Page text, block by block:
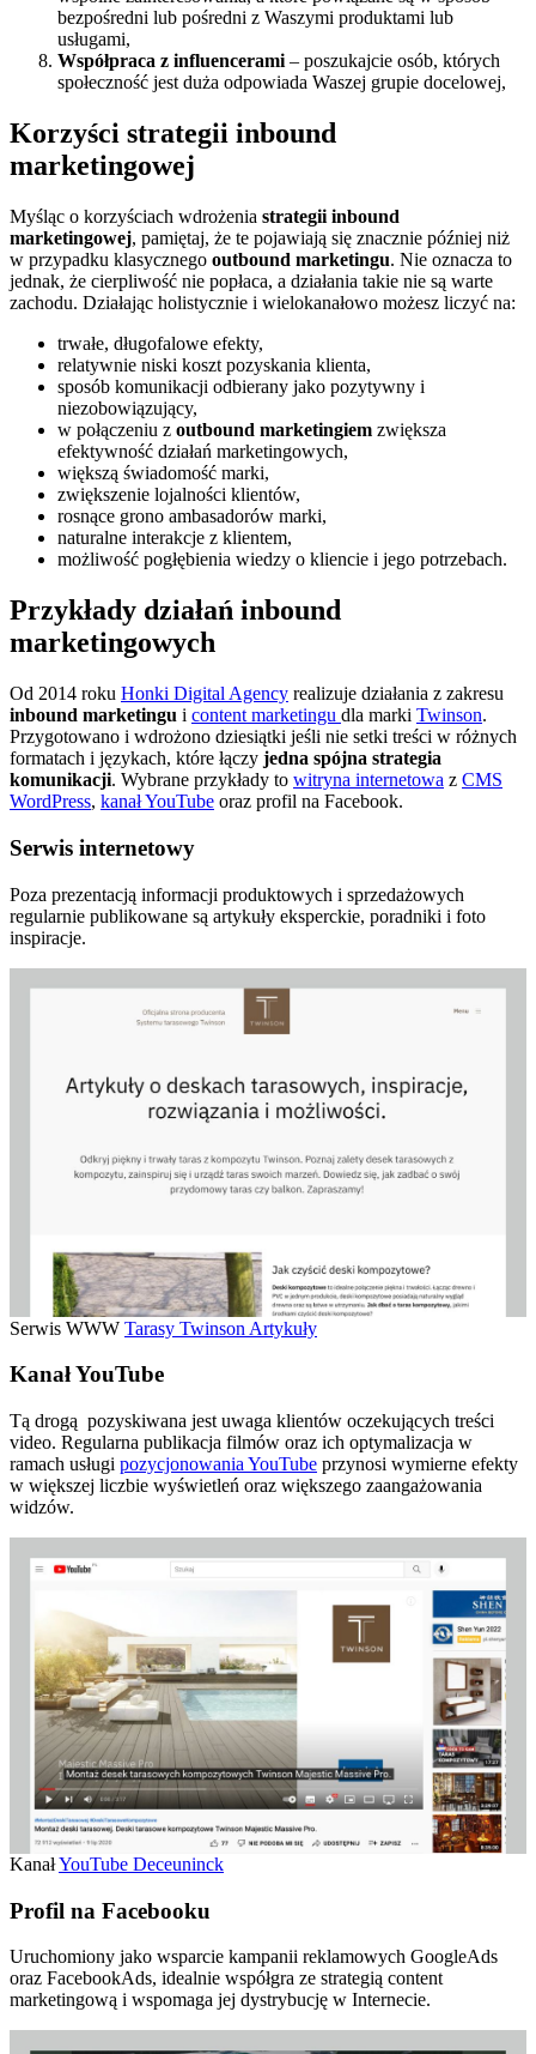
bezpośredni lub pośredni z Waszymi produktami lub
usługami,
Współpraca z influencerami– poszukajcie osób, których
społeczność jest duża odpowiada Waszej grupie docelowej,
Korzyści strategii inbound
marketingowej
Myśląc o korzyściach wdrożenia strategii inbound
marketingowej, pamiętaj, że te pojawiają się znacznie później niż
w przypadku klasycznego outbound marketingu. Nie oznacza to
jednak, że cierpliwość nie popłaca, a działania takie nie są warte
zachodu. Działając holistycznie i wielokanałowo możesz liczyć na:
trwałe, długofalowe efekty,
relatywnie niski koszt pozyskania klienta,
sposób komunikacji odbierany jako pozytywny i
niezobowiązujący,
w połączeniu z outbound marketingiem zwiększa
efektywność działań marketingowych,
większą świadomość marki,
zwiększenie lojalności klientów,
rosnące grono ambasadorów marki,
naturalne interakcje z klientem,
możliwość pogłębienia wiedzy o kliencie i jego potrzebach.
Przykłady działań inbound
marketingowych
Od 2014 roku Honki Digital Agency realizuje działania z zakresu
inbound marketingu i content marketingu dla marki Twinson.
Przygotowano i wdrożono dziesiątki jeśli nie setki treści w różnych
formatach i językach, które łączy jedna spójna strategia
komunikacji. Wybrane przykłady to witryna internetowa z CMS
WordPress, kanał YouTube oraz profil na Facebook.
Serwis internetowy
Poza prezentacją informacji produktowych i sprzedażowych
regularnie publikowane są artykuły eksperckie, poradniki i foto
inspiracje.
Serwis WWW Tarasy Twinson Artykuły
Kanał YouTube
Tą drogą pozyskiwana jest uwaga klientów oczekujących treści
video. Regularna publikacja filmów oraz ich optymalizacja w
ramach usługi pozycjonowania YouTube przynosi wymierne efekty
w większej liczbie wyświetleń oraz większego zaangażowania
widzów.
KanałYouTube Deceuninck
Profil na Facebooku
Uruchomiony jako wsparcie kampanii reklamowych GoogleAds
oraz FacebookAds, idealnie współgra ze strategią content
marketingową i wspomaga jej dystrybucję w Internecie.